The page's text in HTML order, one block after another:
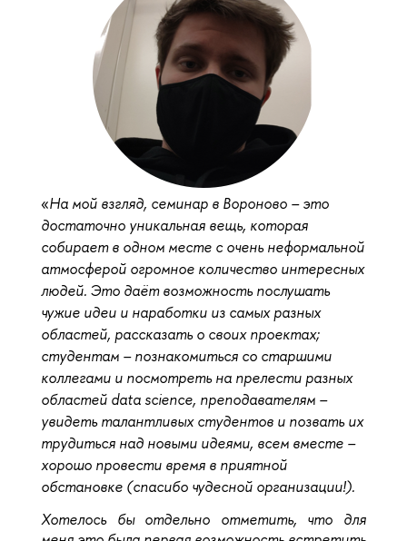
«На мой взгляд, семинар в Вороново – это
достаточно уникальная вещь, которая
собирает в одном месте с очень неформальной
атмосферой огромное количество интересных
людей. Это даёт возможность послушать
чужие идеи и наработки из самых разных
областей, рассказать о своих проектах;
студентам – познакомиться со старшими
коллегами и посмотреть на прелести разных
областей data science, преподавателям –
увидеть талантливых студентов и позвать их
трудиться над новыми идеями, всем вместе –
хорошо провести время в приятной
обстановке (спасибо чудесной организации!).
Хотелось бы отдельно отметить, что для